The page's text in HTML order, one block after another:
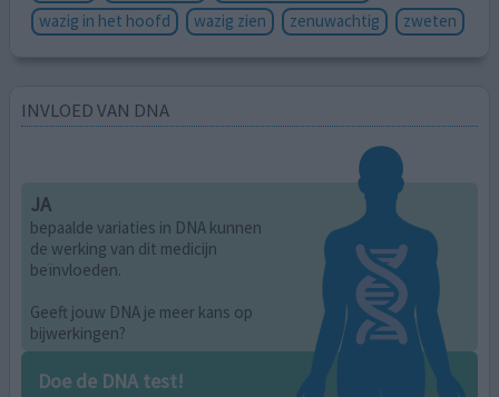
wazig in het hoofd
wazig zien zenuwachtig zweten
INVLOED VAN DNA
JA
bepaalde variaties in DNA kunnen
de werking van dit medicijn
beïnvloeden.
Geeft jouw DNA je meer kans op
bijwerkingen?
Doe de DNA test!